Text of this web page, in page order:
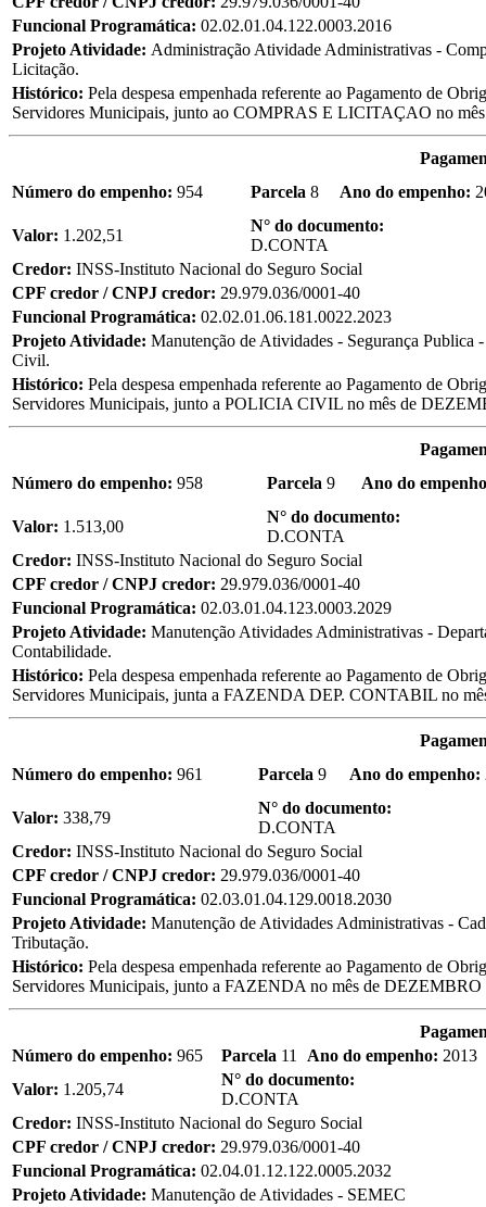
Funcional Programática: 02.02.01.04.122.0003.2016
Projeto Atividade: Administração Atividade Administrativas -
Licitação.
Histórico: Pela despesa empenhada referente ao Pagamento de
Servidores Municipais, junto ao COMPRAS E LICITAÇAO no
Número do empenho: 954 Parcela 8 Ano do empenho:
Valor: 1.202,51
N° do documento:
D.CONTA
Credor: INSS-Instituto Nacional do Seguro Social
CPF credor / CNPJ credor: 29.979.036/0001-40
Funcional Programática: 02.02.01.06.181.0022.2023
Projeto Atividade: Manutenção de Atividades - Segurança Publica
Civil.
Histórico: Pela despesa empenhada referente ao Pagamento de
Servidores Municipais, junto a POLICIA CIVIL no mês de
Número do empenho: 958 Parcela 9 Ano do
Valor: 1.513,00
N° do documento:
D.CONTA
Credor: INSS-Instituto Nacional do Seguro Social
CPF credor / CNPJ credor: 29.979.036/0001-40
Funcional Programática: 02.03.01.04.123.0003.2029
Projeto Atividade: Manutenção Atividades Administrativas -
Contabilidade.
Histórico: Pela despesa empenhada referente ao Pagamento de
Servidores Municipais, junta a FAZENDA DEP. CONTABIL no
Número do empenho: 961 Parcela 9 Ano do empenho:
Valor: 338,79
N° do documento:
D.CONTA
Credor: INSS-Instituto Nacional do Seguro Social
CPF credor / CNPJ credor: 29.979.036/0001-40
Funcional Programática: 02.03.01.04.129.0018.2030
Projeto Atividade: Manutenção de Atividades Administrativas -
Tributação.
Histórico: Pela despesa empenhada referente ao Pagamento de
Servidores Municipais, junto a FAZENDA no mês de DEZEMBRO
Número do empenho: 965 Parcela 11 Ano do empenho: 2013
Valor: 1.205,74
N° do documento:
D.CONTA
Credor: INSS-Instituto Nacional do Seguro Social
CPF credor / CNPJ credor: 29.979.036/0001-40
Funcional Programática: 02.04.01.12.122.0005.2032
Projeto Atividade: Manutenção de Atividades - SEMEC